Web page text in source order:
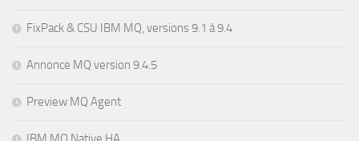
FixPack & CSU IBM MQ, versions 9.1 à 9.4
Annonce MQ version 9.4.5
Preview MQ Agent